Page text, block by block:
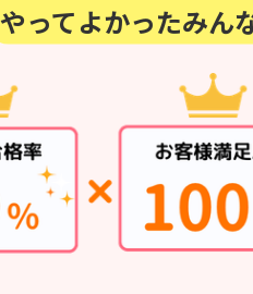
やってよかったみん